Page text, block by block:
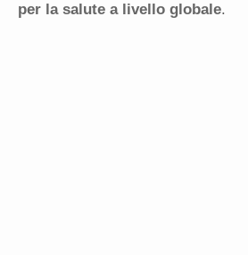
per la salute a livello globale.